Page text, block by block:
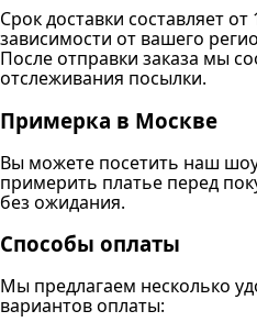
Срок доставки составляет
зависимости от вашего
После отправки заказа мы
отслеживания посылки.
Примерка в Москве
Вы можете посетить наш
примерить платье перед
без ожидания.
Способы оплаты
Мы предлагаем несколько
вариантов оплаты: